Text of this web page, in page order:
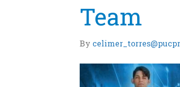
Team
By